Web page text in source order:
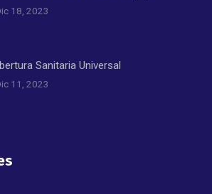
18, 2023
Sanitaria Universal
11, 2023